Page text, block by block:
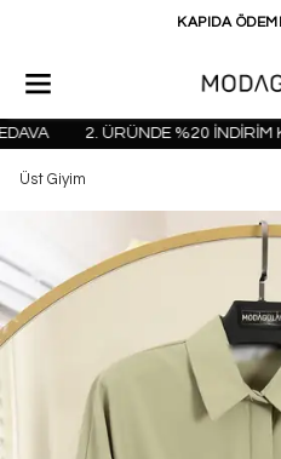
KAPIDA
2. ÜRÜNDE %20 İNDİRİM
Üst Giyim